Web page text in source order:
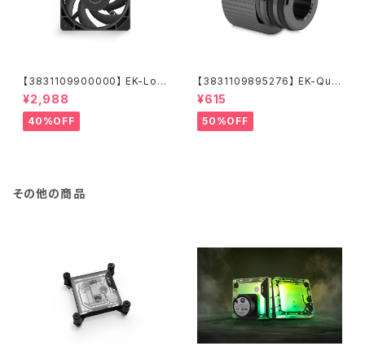
【3831109900000】 EK-Loo
p Fan FPT 120 - Black (550
-2300rpm)
¥2,988
40%OFF
【3831109895276】 EK-Qua
ntum Torque Push-In Adap
ter M 14 - Black Nickel
¥615
50%OFF
その他の商品